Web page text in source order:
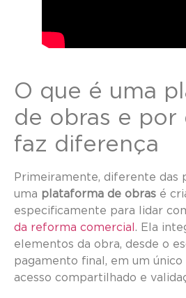
O que é uma
de obras e por
faz diferença
Primeiramente, diferente das
uma plataforma de obras é
especificamente para lidar
da reforma comercial . Ela
elementos da obra, desde o
pagamento final, em um
acesso compartilhado e